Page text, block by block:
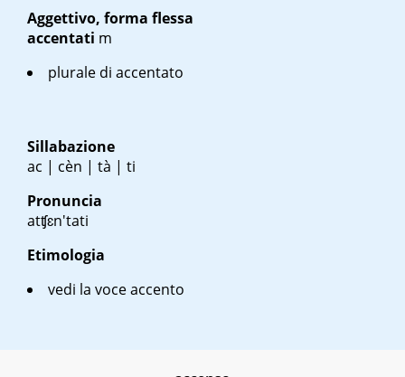
Aggettivo, forma flessa
accentati m
plurale di accentato
Sillabazione
ac | cèn | tà | ti
Pronuncia
atʧɛn'tati
Etimologia
vedi la voce accento